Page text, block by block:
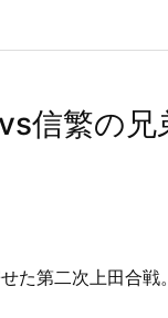
信繁の兄
た第二次上田合戦。